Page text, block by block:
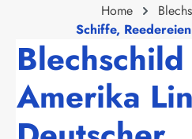
Home
Schiffe,
Amerika